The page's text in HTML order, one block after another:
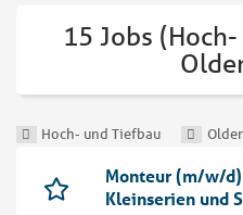
15 Jobs
Hoch- und Tiefbau
Monteur (m/w/
Kleinserien und